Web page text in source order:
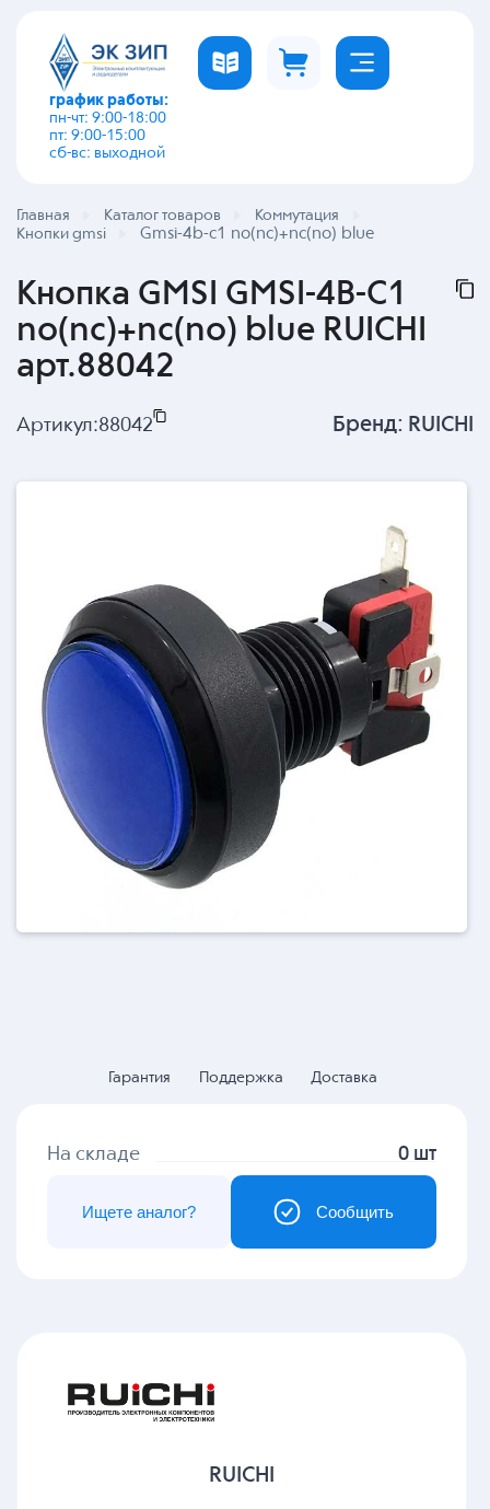
график работы:
пн-чт: 9:00-18:00
пт: 9:00-15:00
сб-вс: выходной
Главная Каталог товаров
Коммутация
Кнопки gmsi
Gmsi-4b-c1 no(nc)+nc(no) blue
Кнопка GMSI GMSI-4B-C1
no(nc)+nc(no) blue RUICHI
арт.88042
Артикул:88042 Бренд: RUICHI
Гарантия Поддержка Доставка
На складе 0 шт
Сообщить
Ищете аналог?
RUICHI